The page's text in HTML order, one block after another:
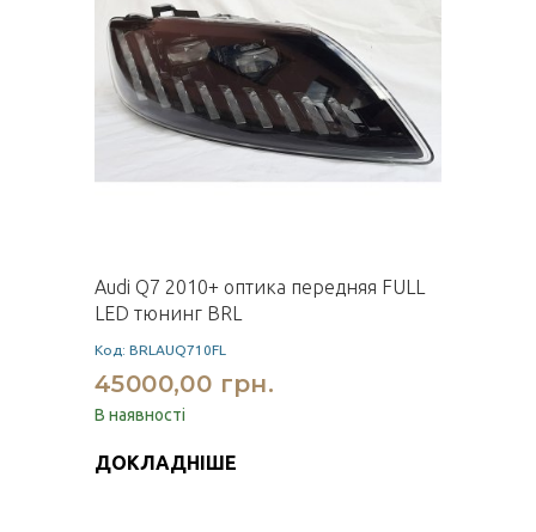
Audi Q7 2010+ оптика передняя FULL
LED тюнинг BRL
Код: BRLAUQ710FL
45000,00 грн.
В наявності
ДОКЛАДНІШЕ